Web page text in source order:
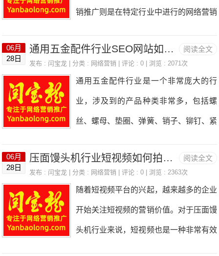
音的特点抖音有很多特点，例如短视频、
利用这些特点来制作更加有趣的视频。例
应的策略和计划。2.网站设计：在这个阶
段，需要进行网站的界面设计，包括整体
布局、色彩搭配、图标和图片选择等。设
计师需要根据网站的定位和目标，设计出
符合用户体验和品牌形象的界面。3.网站
和后端开发。前端开发主要负责网站的页
销推广则是在特定行业中进行的网络营销
的知名度和影响力，从而吸引更多的潜在
具体、可衡量、可达成。例如，提高企业
在该行业中的知名度、增加网站流量、提
高转化率等。明确目标有助于制定合理的
推广策略和衡量推广效果。二、了解目标
客户了解目标客户是进行行业网络营销推
阅读全文
06月
28日
通用五金配件行业SEO网站如何搭建?
发布 : 闫宝龙 | 分类 : 网络营销 | 评论 : 0 | 浏览 : 2071次
通用五金配件行业是一个非常庞大的行
业，涉及到的产品种类非常多，包括螺
丝、螺母、垫圈、弹簧、销子、铆钉、紧
搭建非常重要，可以帮助企业提高品牌知
阅读全文
06月
28日
压面馒头机行业短视频如何拍摄?
发布 : 闫宝龙 | 分类 : 网络营销 | 评论 : 0 | 浏览 : 2363次
随着短视频平台的兴起，越来越多的企业
开始关注短视频的营销价值。对于压面馒
头机行业来说，短视频也是一种非常有效